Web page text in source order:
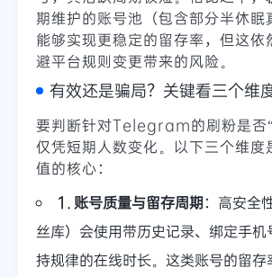
期维护的账号池（包含部分半休眠
能够实现更稳定的留存率，但这依
避平台规则变更带来的风险。
有效还是骗局？关键看三个维
要判断针对Telegram的刷粉是否
仅凭短期人数变化。以下三个维度
值的核心：
1. 账号质量与留存周期：高安全
丝库）会使用带历史记录、绑定手机
持规律的在线时长。这类账号的留存